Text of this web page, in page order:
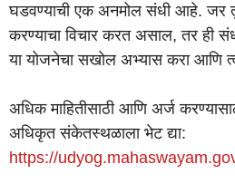
घडवण्याची एक अनमोल संधी आहे. जर
करण्याचा विचार करत असाल, तर ही
या योजनेचा सखोल अभ्यास करा आणि
अधिक माहितीसाठी आणि अर्ज
अधिकृत संकेतस्थळाला भेट द्या:
https://